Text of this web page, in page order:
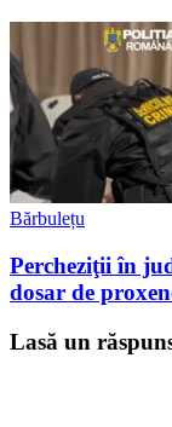
Bărbulețu
Percheziţii în
dosar de
Lasă un